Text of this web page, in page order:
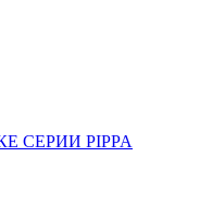
СЕРИИ PIPPA